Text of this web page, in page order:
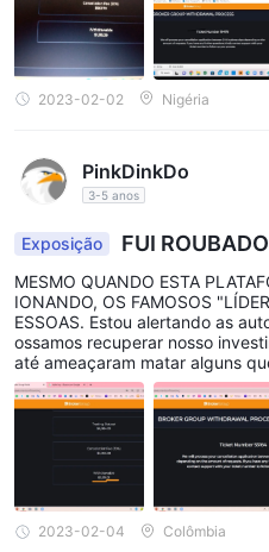
2023-02-02 Nigéria
PinkDinkDo
3-5 anos
Exposição
FUI
D!!!!
MESMO QUANDO ESTA
IONANDO, OS FAMOSOS
ESSOAS. Estou alertando as
ossamos recuperar nosso
até ameaçaram matar alguns
tar seu capital.
2023-02-04 Colômbia